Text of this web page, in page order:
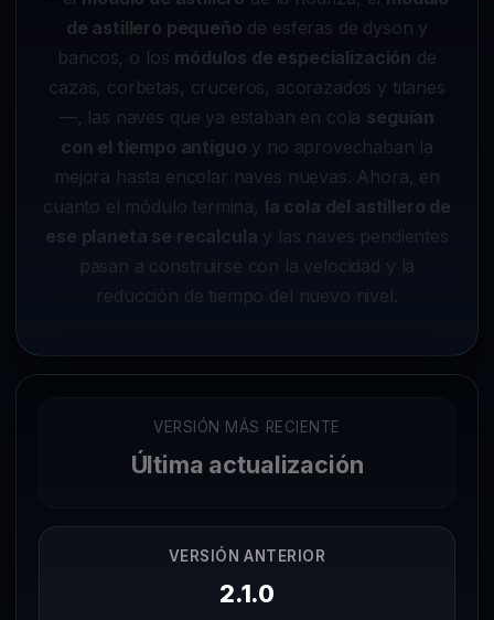
de astillero pequeño de esferas de dyson y
bancos, o los módulos de especialización de
cazas, corbetas, cruceros, acorazados y titanes
—, las naves que ya estaban en cola seguían
con el tiempo antiguo y no aprovechaban la
mejora hasta encolar naves nuevas. Ahora, en
cuanto el módulo termina, la cola del astillero de
ese planeta se recalcula y las naves pendientes
pasan a construirse con la velocidad y la
reducción de tiempo del nuevo nivel.
VERSIÓN MÁS RECIENTE
Última actualización
VERSIÓN ANTERIOR
2.1.0